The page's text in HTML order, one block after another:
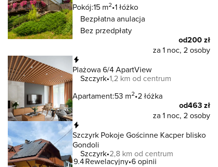
Pokój:15 m2 1 łóżko
Bezpłatna anulacja
Bez przedpłaty
od200 zł
za 1 noc, 2 osoby
Plażowa 6/4 ApartView
Szczyrk 1,2 km od centrum
Apartament:53 m2 2 łóżka
od463 zł
za 1 noc, 2 osoby
Szczyrk Pokoje Gościnne Kacper blisko
Gondoli
Szczyrk 2,8 km od centrum
9.4Rewelacyjny 6 opinii